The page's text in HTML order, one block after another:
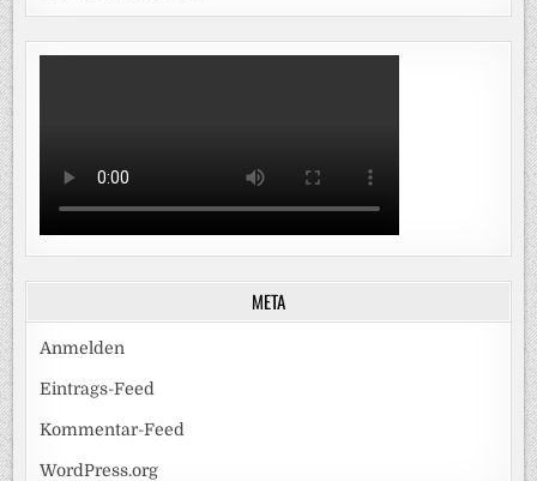
META
Anmelden
Eintrags-Feed
Kommentar-Feed
WordPress.org